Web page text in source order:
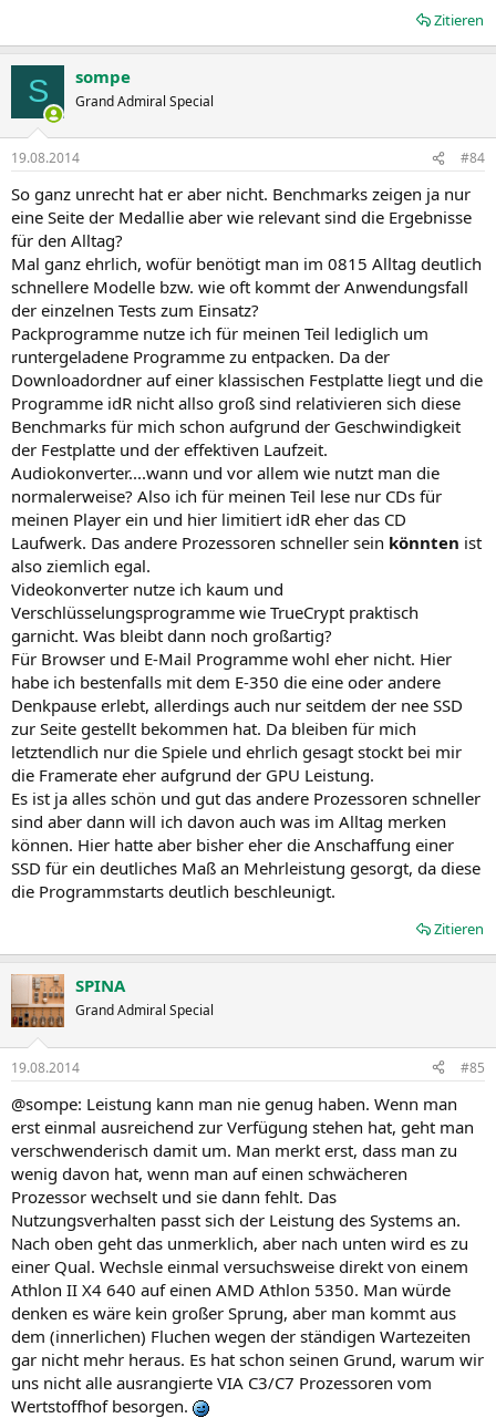
Zitieren
S sompe
Grand Admiral Special
19.08.2014 #84
So ganz unrecht hat er aber nicht. Benchmarks zeigen ja nur
eine Seite der Medallie aber wie relevant sind die Ergebnisse
für den Alltag?
Mal ganz ehrlich, wofür benötigt man im 0815 Alltag deutlich
schnellere Modelle bzw. wie oft kommt der Anwendungsfall
der einzelnen Tests zum Einsatz?
Packprogramme nutze ich für meinen Teil lediglich um
runtergeladene Programme zu entpacken. Da der
Downloadordner auf einer klassischen Festplatte liegt und die
Programme idR nicht allso groß sind relativieren sich diese
Benchmarks für mich schon aufgrund der Geschwindigkeit
der Festplatte und der effektiven Laufzeit.
Audiokonverter....wann und vor allem wie nutzt man die
normalerweise? Also ich für meinen Teil lese nur CDs für
meinen Player ein und hier limitiert idR eher das CD
Laufwerk. Das andere Prozessoren schneller sein könnten ist
also ziemlich egal.
Videokonverter nutze ich kaum und
Verschlüsselungsprogramme wie TrueCrypt praktisch
garnicht. Was bleibt dann noch großartig?
Für Browser und E-Mail Programme wohl eher nicht. Hier
habe ich bestenfalls mit dem E-350 die eine oder andere
Denkpause erlebt, allerdings auch nur seitdem der nee SSD
zur Seite gestellt bekommen hat. Da bleiben für mich
letztendlich nur die Spiele und ehrlich gesagt stockt bei mir
die Framerate eher aufgrund der GPU Leistung.
Es ist ja alles schön und gut das andere Prozessoren schneller
sind aber dann will ich davon auch was im Alltag merken
können. Hier hatte aber bisher eher die Anschaffung einer
SSD für ein deutliches Maß an Mehrleistung gesorgt, da diese
die Programmstarts deutlich beschleunigt.
Zitieren
SPINA
Grand Admiral Special
19.08.2014 #85
@sompe: Leistung kann man nie genug haben. Wenn man
erst einmal ausreichend zur Verfügung stehen hat, geht man
verschwenderisch damit um. Man merkt erst, dass man zu
wenig davon hat, wenn man auf einen schwächeren
Prozessor wechselt und sie dann fehlt. Das
Nutzungsverhalten passt sich der Leistung des Systems an.
Nach oben geht das unmerklich, aber nach unten wird es zu
einer Qual. Wechsle einmal versuchsweise direkt von einem
Athlon II X4 640 auf einen AMD Athlon 5350. Man würde
denken es wäre kein großer Sprung, aber man kommt aus
dem (innerlichen) Fluchen wegen der ständigen Wartezeiten
gar nicht mehr heraus. Es hat schon seinen Grund, warum wir
uns nicht alle ausrangierte VIA C3/C7 Prozessoren vom
Wertstoffhof besorgen.